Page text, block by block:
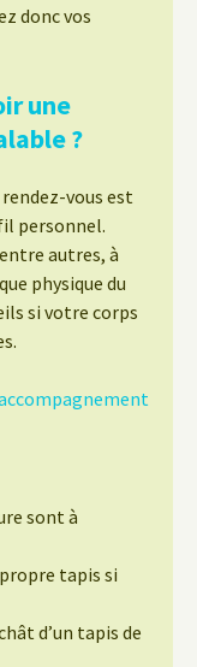
donc vos
une
?
vous est
personnel.
autres, à
physique du
si votre corps
sont à
tapis si
d’un tapis de